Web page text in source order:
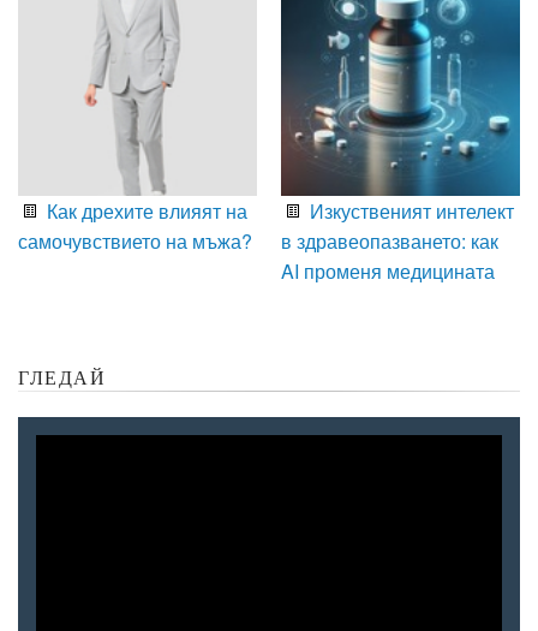
Как дрехите влияят на
самочувствието на мъжа?
Изкуственият интелект
в здравеопазването: как
AI променя медицината
ГЛЕДАЙ